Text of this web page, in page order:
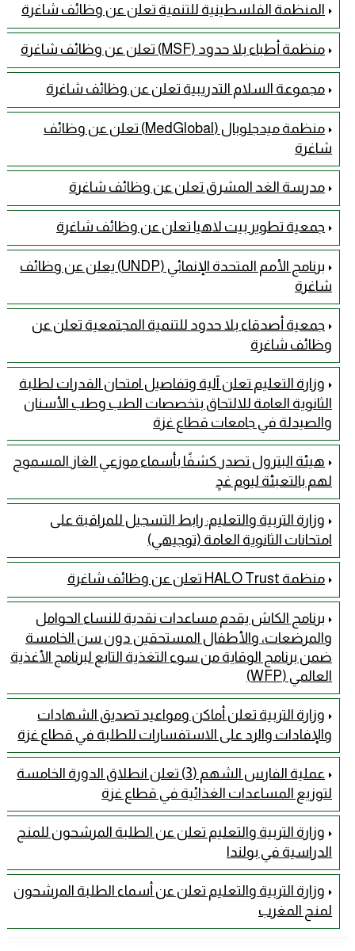
المنظمة الفلسطينية للتنمية تعلن عن وظائف شاغرة
منظمة أطباء بلا حدود (MSF) تعلن عن وظائف شاغرة
مجموعة السلام التدريبية تعلن عن وظائف شاغرة
منظمة ميدجلوبال (MedGlobal) تعلن عن وظائف
شاغرة
مدرسة الغد المشرق تعلن عن وظائف شاغرة
جمعية تطوير بيت لاهيا تعلن عن وظائف شاغرة
برنامج الأمم المتحدة الإنمائي (UNDP) يعلن عن وظائف
شاغرة
جمعية أصدقاء بلا حدود للتنمية المجتمعية تعلن عن
وظائف شاغرة
وزارة التعليم تعلن آلية وتفاصيل امتحان القدرات لطلبة
الثانوية العامة للالتحاق بتخصصات الطب وطب الأسنان
والصيدلة في جامعات قطاع غزة
هيئة البترول تصدر كشفًا بأسماء موزعي الغاز المسموح
لهم بالتعبئة ليوم غدٍ
وزارة التربية والتعليم: رابط التسجيل للمراقبة على
امتحانات الثانوية العامة (توجيهي)
منظمة HALO Trust تعلن عن وظائف شاغرة
برنامج الكاش يقدم مساعدات نقدية للنساء الحوامل
والمرضعات، والأطفال المستحقين دون سن الخامسة
ضمن برنامج الوقاية من سوء التغذية التابع لبرنامج الأغذية
العالمي (WFP)
وزارة التربية تعلن أماكن ومواعيد تصديق الشهادات
والإفادات والرد على الاستفسارات للطلبة في قطاع غزة
عملية الفارس الشهم (3) تعلن انطلاق الدورة الخامسة
لتوزيع المساعدات الغذائية في قطاع غزة
وزارة التربية والتعليم تعلن عن الطلبة المرشحون للمنح
الدراسية في بولندا
وزارة التربية والتعليم تعلن عن أسماء الطلبة المرشحون
لمنح المغرب